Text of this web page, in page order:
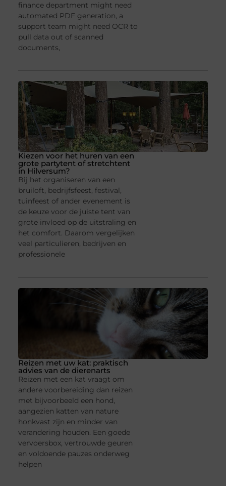
finance department might need
automated PDF generation, a
support team might need OCR to
pull data out of scanned
documents,
Kiezen voor het huren van een
grote partytent of stretchtent
in Hilversum?
Bij het organiseren van een
bruiloft, bedrijfsfeest, festival,
tuinfeest of ander evenement is
de keuze voor de juiste tent van
grote invloed op de uitstraling en
het comfort. Daarom vergelijken
veel particulieren, bedrijven en
professionele
Reizen met uw kat: praktisch
advies van de dierenarts
Reizen met een kat vraagt om
andere voorbereiding dan reizen
met bijvoorbeeld een hond,
aangezien katten van nature
honkvast zijn en minder van
verandering houden. Een goede
vervoersbox, vertrouwde geuren
en voldoende pauzes onderweg
helpen